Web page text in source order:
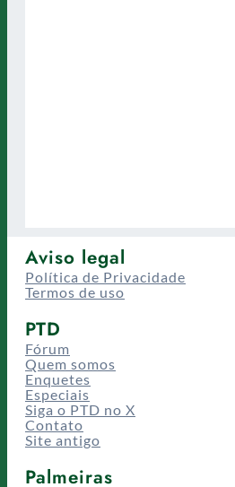
Aviso legal
Política de Privacidade
Termos de uso
PTD
Fórum
Quem somos
Enquetes
Especiais
Siga o PTD no X
Contato
Site antigo
Palmeiras